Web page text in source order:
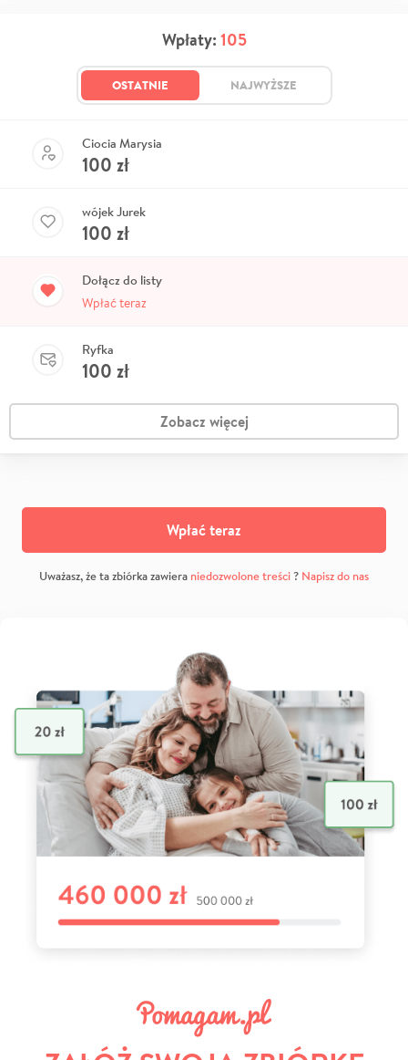
Wpłaty: 105
OSTATNIE NAJWYŻSZE
Ciocia Marysia
100 zł
wójek Jurek
100 zł
Dołącz do listy
Wpłać teraz
Ryfka
100 zł
Zobacz więcej
Wpłać teraz
Uważasz, że ta zbiórka zawiera niedozwolone treści? Napisz do nas